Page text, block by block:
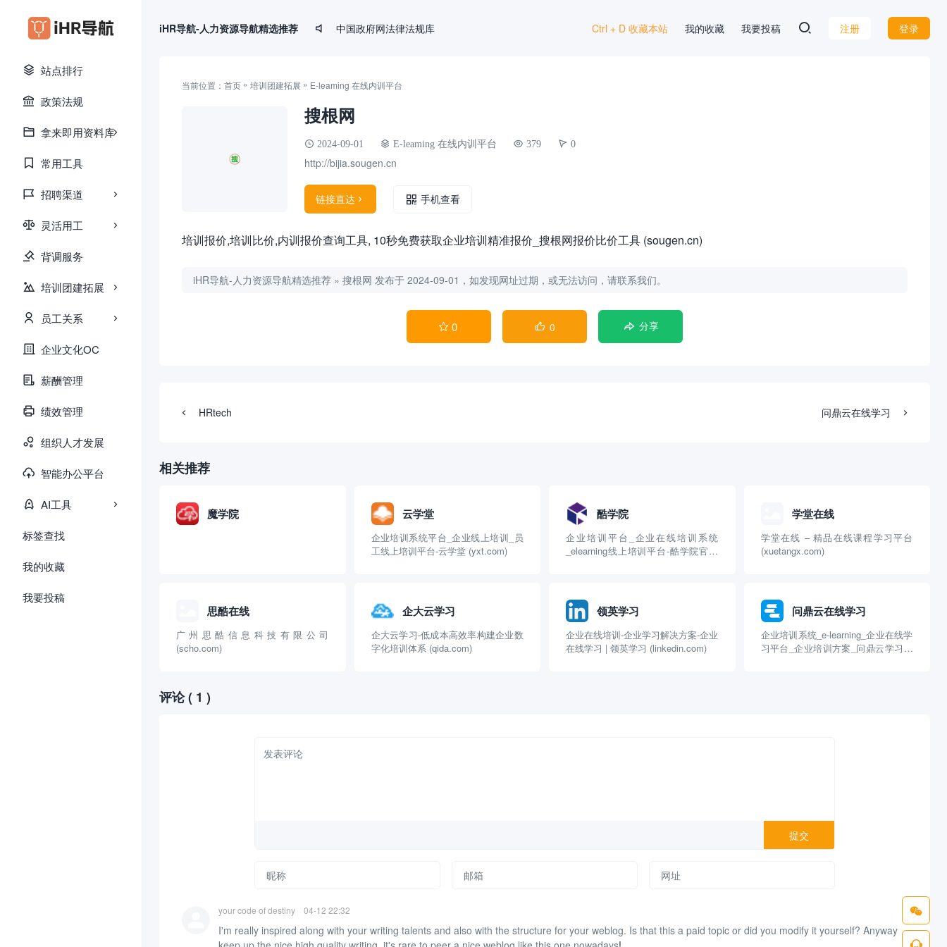
站点排行
政策法规
拿来即用资料库
常用工具
招聘渠道
灵活用工
背调服务
培训团建拓展
员工关系
企业文化OC
薪酬管理
绩效管理
组织人才发展
智能办公平台
AI工具
标签查找
我的收藏
我要投稿
iHR导航-人力资源导航精选推荐 
中国政府网法律法规库
国家统计局
登录
注册
我的收藏 我要投稿
Ctrl + D 收藏本站
当前位置： 首页 » 培训团建拓展 » E-leaming 在线内训平台
搜根网
2024-09-01 E-leaming 在线内训平台 379 0
http://bijia.sougen.cn
链接直达  手机查看
培训报价,培训比价,内训报价查询工具, 10秒免费获取企业培训精准报价_搜根网报价比价工具 (sougen.cn)
iHR导航-人力资源导航精选推荐 » 搜根网 发布于 2024-09-01，如发现网址过期，或无法访问，请联系我们。
 0  0 分享
HRtech 问鼎云在线学习
相关推荐
魔学院 云学堂
企业培训系统平台_企业线上培训_员
工线上培训平台-云学堂 (yxt.com)
酷学院
企业培训平台_企业在线培训系统
_elearning线上培训平台-酷学院官网
学堂在线
学堂在线 – 精品在线课程学习平台
(xuetangx.com)
思酷在线
广州思酷信息科技有限公司
(scho.com)
企大云学习
企大云学习-低成本高效率构建企业数
字化培训体系 (qida.com)
领英学习
企业在线培训-企业学习解决方案-企业
在线学习 | 领英学习 (linkedin.com)
问鼎云在线学习
企业培训系统_e-learning_企业在线学
习平台_企业培训方案_问鼎云学习官
评论( 1 )
your code of destiny 04-12 22:32
I'm really inspired along with your writing talents and also with the structure for your weblog. Is that this a paid topic or did you modify it yourself? Anyway